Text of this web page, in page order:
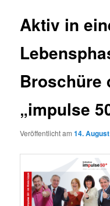
Aktiv in
Broschüre
„impulse
Veröffentlicht am14.